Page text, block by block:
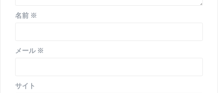
名前 ※
メール ※
サイト